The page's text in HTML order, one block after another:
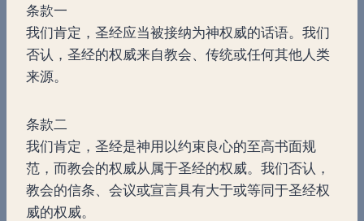
条款一
我们肯定，圣经应当被接纳为神权威的话语。我们
否认，圣经的权威来自教会、传统或任何其他人类
来源。
条款二
我们肯定，圣经是神用以约束良心的至高书面规
范，而教会的权威从属于圣经的权威。我们否认，
教会的信条、会议或宣言具有大于或等同于圣经权
威的权威。